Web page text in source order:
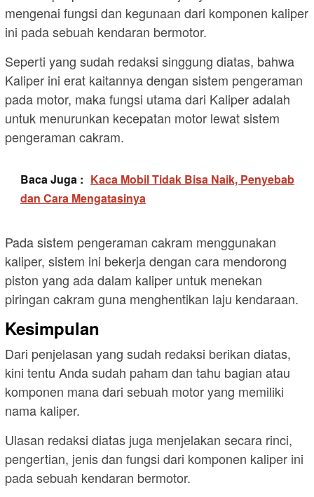
mengenai fungsi dan kegunaan dari komponen kaliper
ini pada sebuah kendaran bermotor.
Seperti yang sudah redaksi singgung diatas, bahwa
Kaliper ini erat kaitannya dengan sistem pengeraman
pada motor, maka fungsi utama dari Kaliper adalah
untuk menurunkan kecepatan motor lewat sistem
pengeraman cakram.
Baca Juga : Kaca Mobil Tidak Bisa Naik, Penyebab
dan Cara Mengatasinya
Pada sistem pengeraman cakram menggunakan
kaliper, sistem ini bekerja dengan cara mendorong
piston yang ada dalam kaliper untuk menekan
piringan cakram guna menghentikan laju kendaraan.
Kesimpulan
Dari penjelasan yang sudah redaksi berikan diatas,
kini tentu Anda sudah paham dan tahu bagian atau
komponen mana dari sebuah motor yang memiliki
nama kaliper.
Ulasan redaksi diatas juga menjelakan secara rinci,
pengertian, jenis dan fungsi dari komponen kaliper ini
pada sebuah kendaran bermotor.